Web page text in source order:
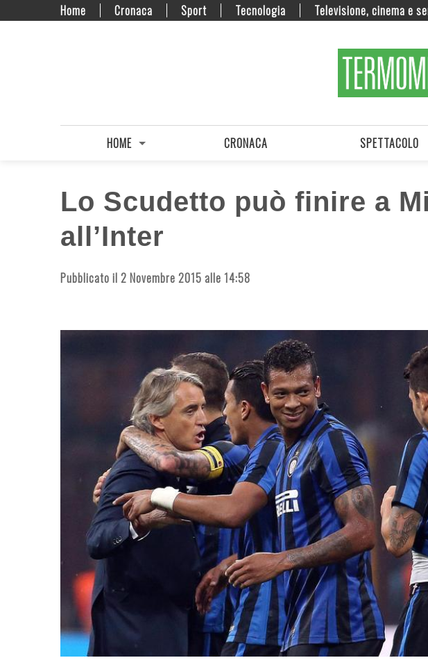
Home Cronaca Sport Tecnologia Televisione, cinema e
HOME CRONACA SPETTACOLO
Lo Scudetto può finire a
all’Inter
Pubblicato il 2 Novembre 2015 alle 14:58